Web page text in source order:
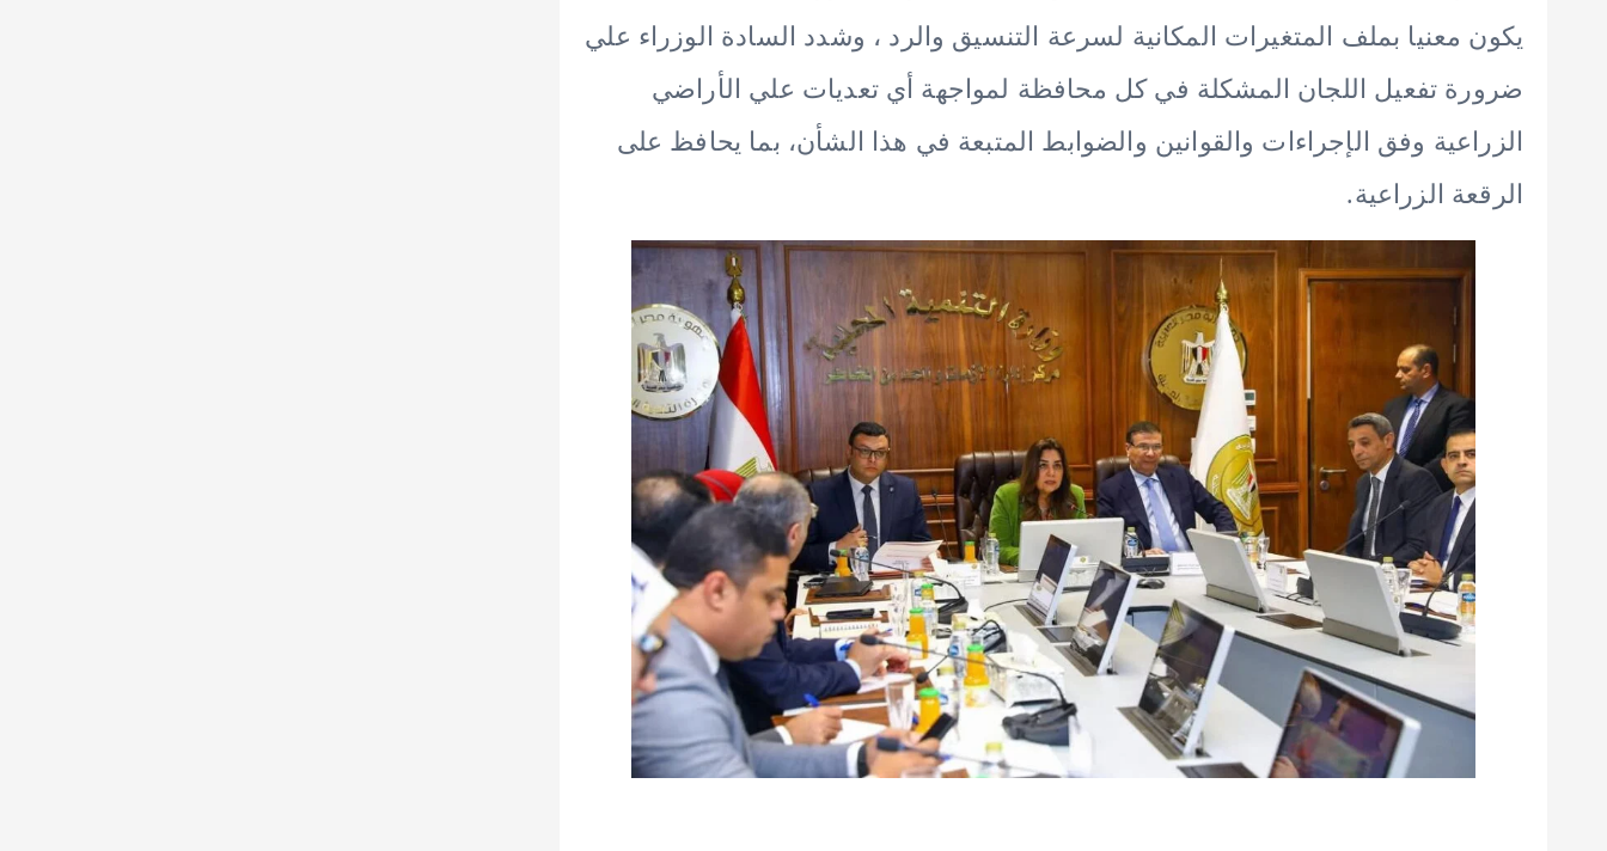
يكون معنيا بملف المتغيرات المكانية لسرعة التنسيق والرد ، وشدد السادة الوزراء علي
ضرورة تفعيل اللجان المشكلة في كل محافظة لمواجهة أي تعديات علي الأراضي
الزراعية وفق الإجراءات والقوانين والضوابط المتبعة في هذا الشأن، بما يحافظ على
الرقعة الزراعية.